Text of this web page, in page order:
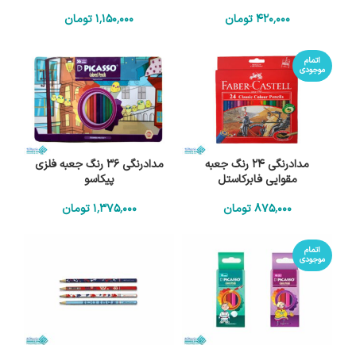
420٬000 تومان
1٬150٬000تومان
اتمام
موجودی
مدادرنگی 24 رنگ جعبه
مقوایی فابرکاستل
875٬000 تومان
مدادرنگی 36 رنگ جعبه فلزی
پیکاسو
1٬375٬000 تومان
اتمام
موجودی